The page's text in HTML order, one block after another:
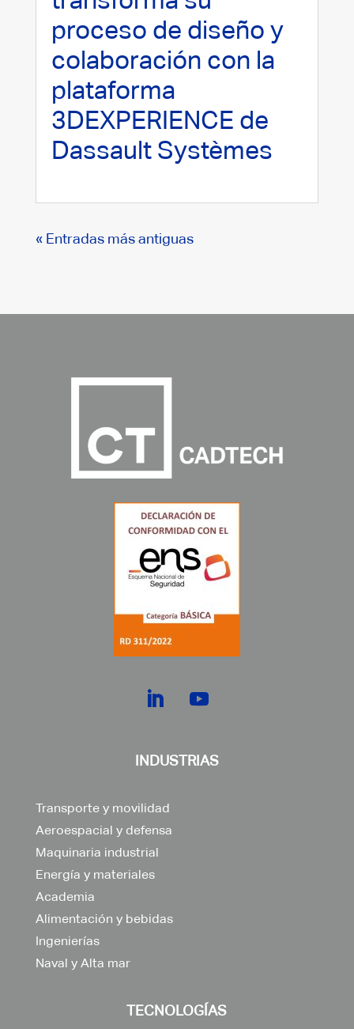
proceso de diseño y
colaboración con la
plataforma
3DEXPERIENCE de
Dassault Systèmes
« Entradas más antiguas
INDUSTRIAS
Transporte y movilidad
Aeroespacial y defensa
Maquinaria industrial
Energía y materiales
Academia
Alimentación y bebidas
Ingenierías
Naval y Alta mar
TECNOLOGÍAS